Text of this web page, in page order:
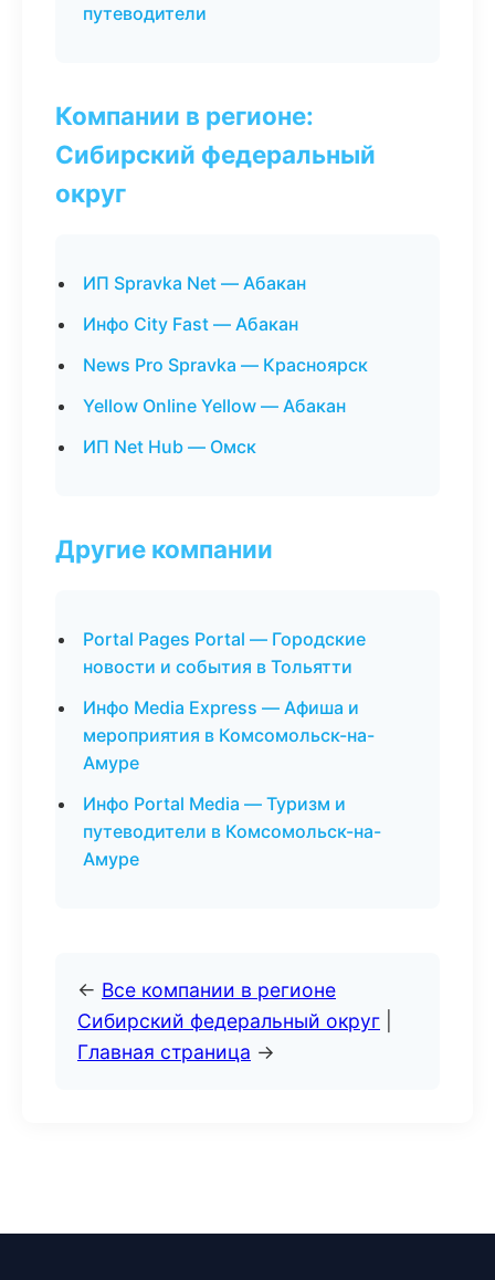
путеводители
Компании в регионе:
Сибирский федеральный
округ
ИП Spravka Net — Абакан
Инфо City Fast — Абакан
News Pro Spravka — Красноярск
Yellow Online Yellow — Абакан
ИП Net Hub — Омск
Другие компании
Portal Pages Portal — Городские
новости и события в Тольятти
Инфо Media Express — Афиша и
мероприятия в Комсомольск-на-
Амуре
Инфо Portal Media — Туризм и
путеводители в Комсомольск-на-
Амуре
← Все компании в регионе
Сибирский федеральный округ
Главная страница →